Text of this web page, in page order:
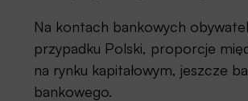
Na kontach bankowych
przypadku Polski, proporcje
na rynku kapitałowym, jeszcze
bankowego.